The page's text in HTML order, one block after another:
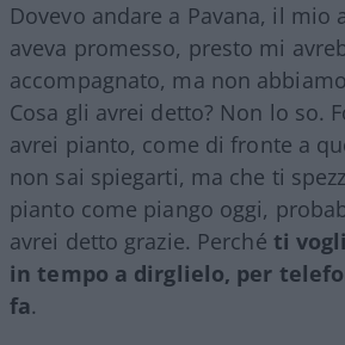
Dovevo andare a Pavana, il mio
aveva promesso, presto mi
accompagnato, ma non
Cosa gli avrei detto? Non lo so.
avrei pianto, come di fronte a
non sai spiegarti, ma che ti
pianto come piango oggi,
avrei detto grazie. Perché ti
in tempo a dirglielo, per
fa.